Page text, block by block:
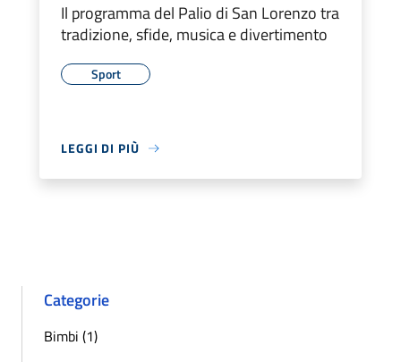
Il programma del Palio di San Lorenzo tra
tradizione, sfide, musica e divertimento
Sport
LEGGI DI PIÙ
Categorie
Bimbi (1)